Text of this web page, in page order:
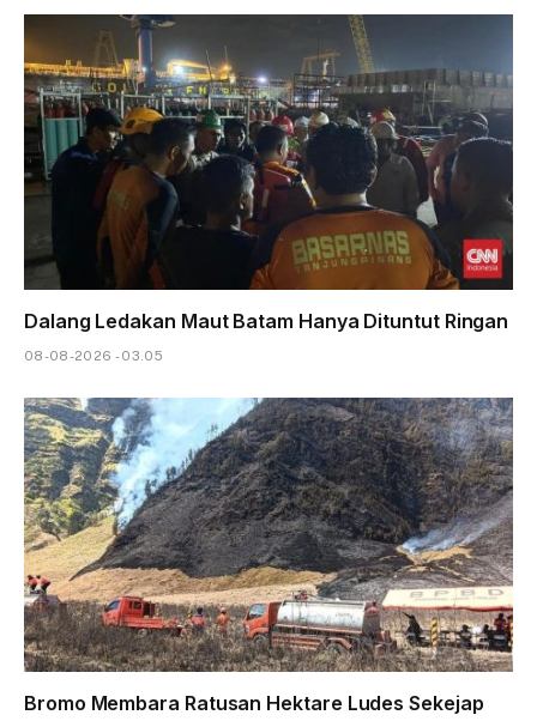
Dalang Ledakan Maut Batam Hanya Dituntut Ringan
08-08-2026 - 03.05
Bromo Membara Ratusan Hektare Ludes Sekejap